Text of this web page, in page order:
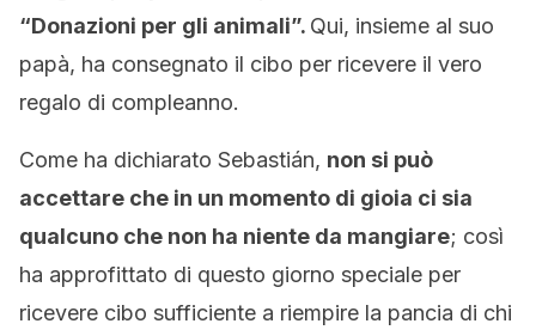
“Donazioni per gli animali”. Qui, insieme al suo
papà, ha consegnato il cibo per ricevere il vero
regalo di compleanno.
Come ha dichiarato Sebastián, non si può
accettare che in un momento di gioia ci sia
qualcuno che non ha niente da mangiare; così
ha approfittato di questo giorno speciale per
ricevere cibo sufficiente a riempire la pancia di chi